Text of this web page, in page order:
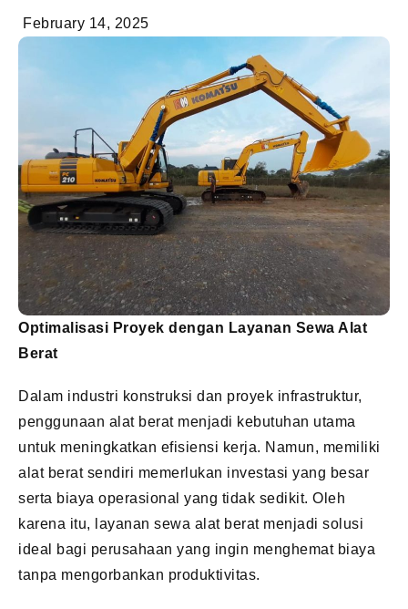
February 14, 2025
Optimalisasi Proyek dengan Layanan Sewa Alat
Berat
Dalam industri konstruksi dan proyek infrastruktur,
penggunaan alat berat menjadi kebutuhan utama
untuk meningkatkan efisiensi kerja. Namun, memiliki
alat berat sendiri memerlukan investasi yang besar
serta biaya operasional yang tidak sedikit. Oleh
karena itu, layanan sewa alat berat menjadi solusi
ideal bagi perusahaan yang ingin menghemat biaya
tanpa mengorbankan produktivitas.